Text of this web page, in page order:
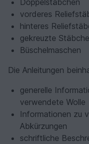
vorderes
hinteres
gekreuzte
Büschelmaschen
Die Anleitungen
generelle
verwendete Wolle
Informationen zu
Abkürzungen
schriftliche